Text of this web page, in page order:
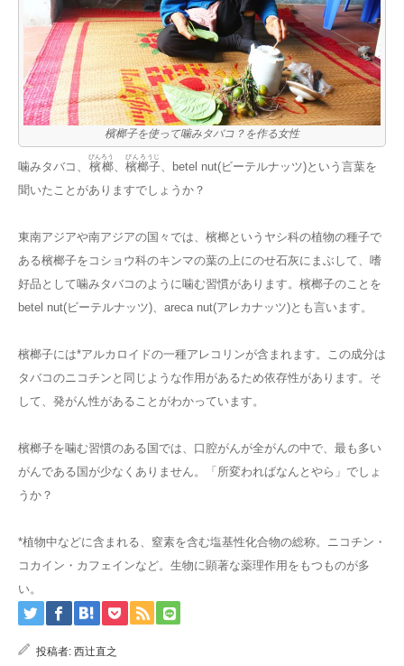
檳榔子を使って噛みタバコ？を作る女性
噛みタバコ、 檳榔
びんろう
、 檳榔子
びんろうじ
、betel nut(ビーテルナッツ)という言葉を
聞いたことがありますでしょうか？
東南アジアや南アジアの国々では、檳榔というヤシ科の植物の種子で
ある檳榔子をコショウ科のキンマの葉の上にのせ石灰にまぶして、嗜
好品として噛みタバコのように噛む習慣があります。檳榔子のことを
betel nut(ビーテルナッツ)、areca nut(アレカナッツ)とも言います。
檳榔子には*アルカロイドの一種アレコリンが含まれます。この成分は
タバコのニコチンと同じような作用があるため依存性があります。そ
して、発がん性があることがわかっています。
檳榔子を噛む習慣のある国では、口腔がんが全がんの中で、最も多い
がんである国が少なくありません。「所変わればなんとやら」でしょ
うか？
*植物中などに含まれる、窒素を含む塩基性化合物の総称。ニコチン・
コカイン・カフェインなど。生物に顕著な薬理作用をもつものが多
い。
投稿者: 西辻直之